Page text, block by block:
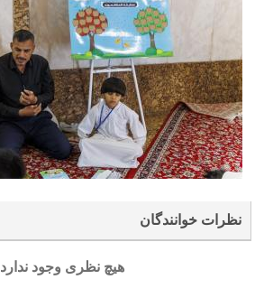
نظرات خوانندگان
هیچ نظری وجود ندارد